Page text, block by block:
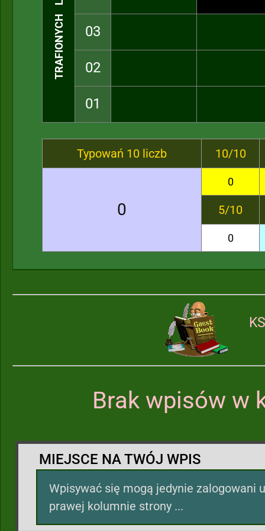
TRAFIONYCH LICZB 03
02
01
Typowań 10 liczb 10/10
0
0
5/10
0
Brak wpisów w
MIEJSCE NA TWÓJ WPIS
Wpisywać się mogą jedynie zalogowani
prawej kolumnie strony ...